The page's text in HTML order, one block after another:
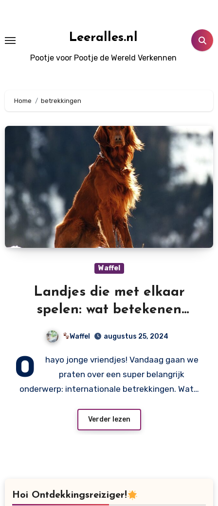
Leeralles.nl
Pootje voor Pootje de Wereld Verkennen
Home betrekkingen
Waffel
Landjes die met elkaar
spelen: wat betekenen
internationale betrekkingen
precies?
Waffel augustus 25, 2024
O
hayo jonge vriendjes! Vandaag gaan we
praten over een super belangrijk
onderwerp: internationale betrekkingen. Wat…
Verder lezen
Hoi Ontdekkingsreiziger!